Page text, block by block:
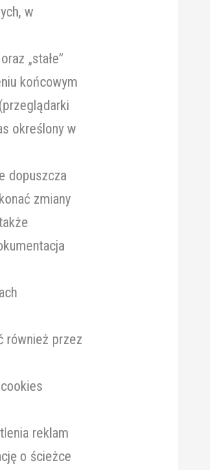
w
„stałe”
końcowym
określony w
dopuszcza
zmiany
również przez
reklam
o ścieżce